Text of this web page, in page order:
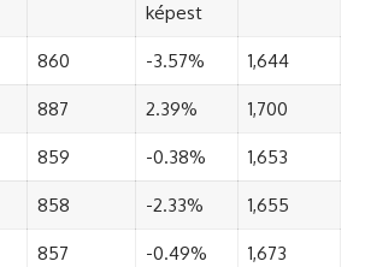
képest
860 -3.57% 1,644
887 2.39% 1,700
859 -0.38% 1,653
858 -2.33% 1,655
857 -0.49% 1,673